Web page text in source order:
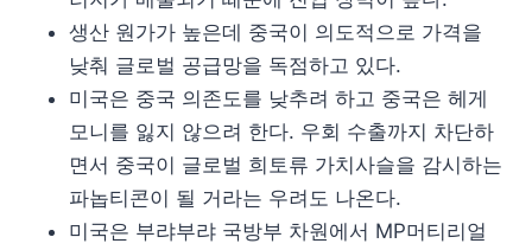
생산 원가가 높은데 중국이 의도적으로 가격을
낮춰 글로벌 공급망을 독점하고 있다.
미국은 중국 의존도를 낮추려 하고 중국은 헤게
모니를 잃지 않으려 한다. 우회 수출까지 차단하
면서 중국이 글로벌 희토류 가치사슬을 감시하는
파놉티콘이 될 거라는 우려도 나온다.
미국은 부랴부랴 국방부 차원에서 MP머티리얼